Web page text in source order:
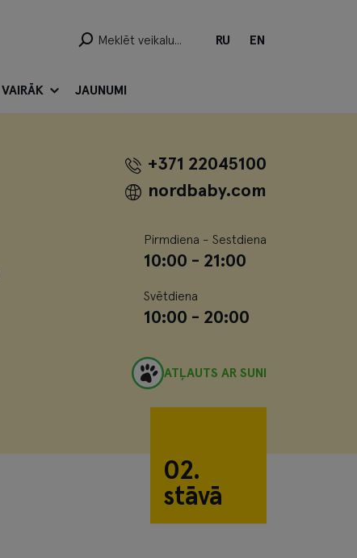
RU EN
VAIRĀK JAUNUMI
+371 22045100
nordbaby.com
Pirmdiena - Sestdiena
10:00 - 21:00
Svētdiena
10:00 - 20:00
ATĻAUTS AR SUNI
02.
stāvā